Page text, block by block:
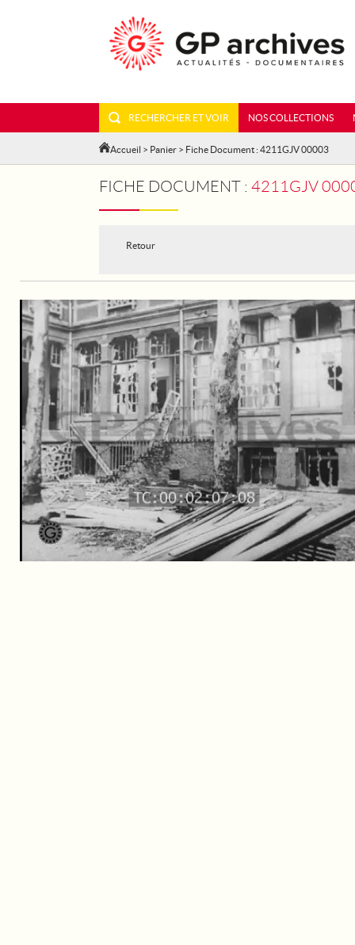
RECHERCHER ET VOIR NOS COLLECTIONS
Accueil > Panier > Fiche Document : 4211GJV 00003
FICHE DOCUMENT : 4211GJV 00003 -
Retour